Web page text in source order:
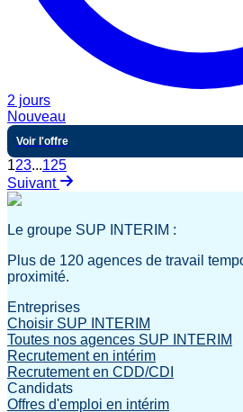
2 jours
Nouveau
Voir l'offre
123...125
Suivant
Le groupe SUP INTERIM :
Plus de 120 agences de travail
proximité.
Entreprises
Choisir SUP INTERIM
Toutes nos agences SUP INTERIM
Recrutement en intérim
Recrutement en CDD/CDI
Candidats
Offres d'emploi en intérim